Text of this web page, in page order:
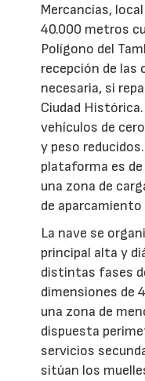
Mercancías,
40.000 metros
Polígono del
recepción de las
necesaria, si
Ciudad
vehículos de
y peso
plataforma es
una zona de
de
La nave se
principal alta y
distintas fases
dimensiones de
una zona de
dispuesta
servicios
sitúan los